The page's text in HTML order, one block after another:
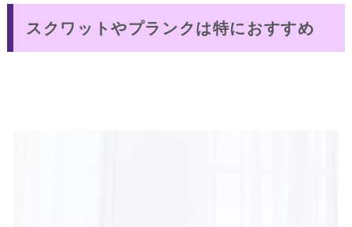
スクワットやプランクは特におすすめ